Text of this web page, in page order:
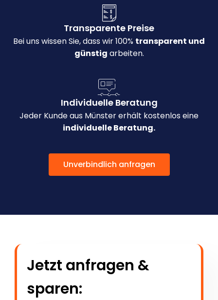
Transparente Preise
Bei uns wissen Sie, dass wir 100% transparent und
günstig arbeiten.
Individuelle Beratung
Jeder Kunde aus Münster erhält kostenlos eine
individuelle Beratung.
Unverbindlich anfragen
Jetzt anfragen &
sparen: